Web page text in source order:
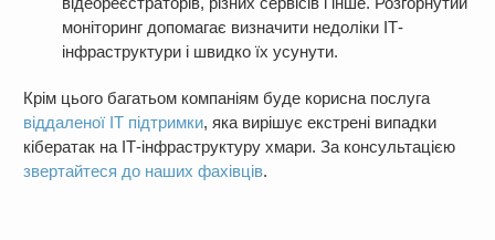
моніторинг допомагає визначити недоліки ІТ-
інфраструктури і швидко їх усунути.
Крім цього багатьом компаніям буде корисна послуга
віддаленої ІТ підтримки, яка вирішує екстрені випадки
кібератак на ІТ-інфраструктуру хмари. За консультацією
звертайтеся до наших фахівців.